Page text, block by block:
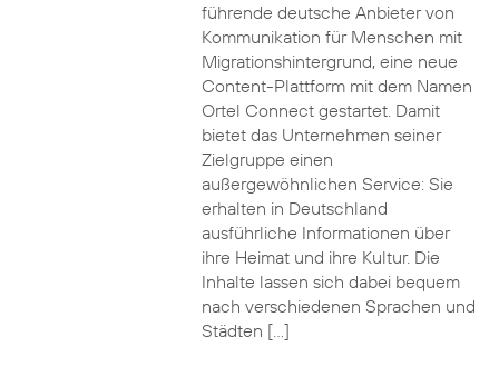
führende deutsche Anbieter von
Kommunikation für Menschen mit
Migrationshintergrund, eine neue
Content-Plattform mit dem Namen
Ortel Connect gestartet. Damit
bietet das Unternehmen seiner
Zielgruppe einen
außergewöhnlichen Service: Sie
erhalten in Deutschland
ausführliche Informationen über
ihre Heimat und ihre Kultur. Die
Inhalte lassen sich dabei bequem
nach verschiedenen Sprachen und
Städten […]